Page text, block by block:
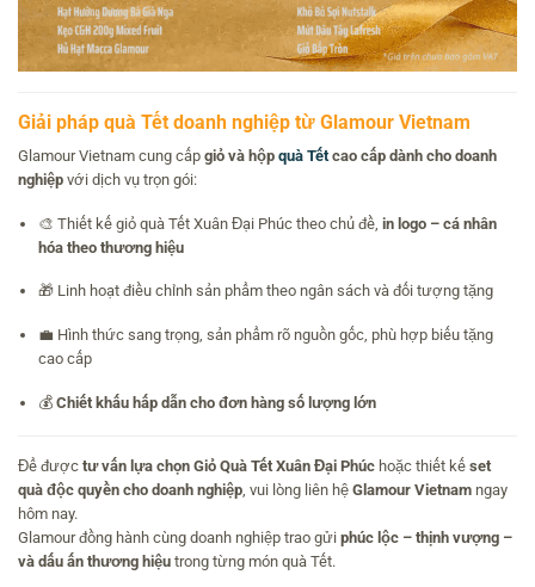
Giải pháp quà Tết doanh nghiệp từ Glamour Vietnam
Glamour Vietnam cung cấp giỏ và hộp quà Tết cao cấp dành cho doanh
nghiệp với dịch vụ trọn gói:
🎨 Thiết kế giỏ quà Tết Xuân Đại Phúc theo chủ đề, in logo – cá nhân
hóa theo thương hiệu
🎁 Linh hoạt điều chỉnh sản phẩm theo ngân sách và đối tượng tặng
💼 Hình thức sang trọng, sản phẩm rõ nguồn gốc, phù hợp biếu tặng
cao cấp
💰 Chiết khấu hấp dẫn cho đơn hàng số lượng lớn
Để được tư vấn lựa chọn Giỏ Quà Tết Xuân Đại Phúc hoặc thiết kế set
quà độc quyền cho doanh nghiệp , vui lòng liên hệ Glamour Vietnam ngay
hôm nay.
Glamour đồng hành cùng doanh nghiệp trao gửi phúc lộc – thịnh vượng –
và dấu ấn thương hiệu trong từng món quà Tết.